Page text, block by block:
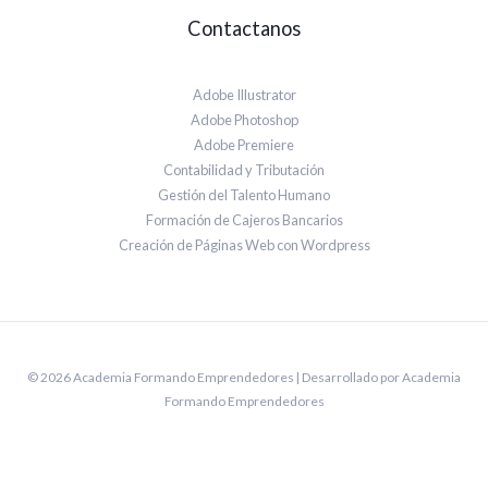
Contactanos
Adobe Illustrator
Adobe Photoshop
Adobe Premiere
Contabilidad y Tributación
Gestión del Talento Humano
Formación de Cajeros Bancarios
Creación de Páginas Web con Wordpress
© 2026 Academia Formando Emprendedores | Desarrollado por Academia
Formando Emprendedores